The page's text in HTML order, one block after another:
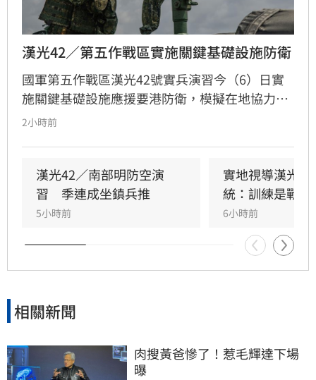
漢光42／第五作戰區實施關鍵基礎設施防衛
國軍第五作戰區漢光42號實兵演習今（6）日實
施關鍵基礎設施應援要港防衛，模擬在地協力者
襲擾港區重要設施，由港務警察先期應處，並依
力。
2小時前
漢光42／南部明防空演
習　季連成坐鎮兵推
5小時前
實地視導漢光演
統：訓練是戰力
6小時前
相關新聞
肉搜黃爸慘了！惹毛輝達下場
曝